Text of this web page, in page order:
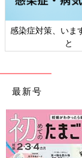
日本外来小児科
ト検
最新号